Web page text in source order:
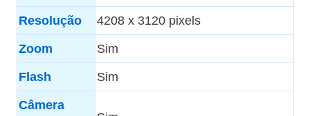
Resolução 4208 x 3120 pixels
Zoom Sim
Flash Sim
Câmera